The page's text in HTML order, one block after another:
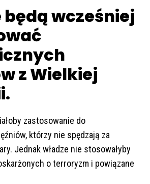
będą wcześniej
z Wielkiej
zastosowanie do
którzy nie spędzają za
Jednak władze nie stosowałyby
o terroryzm i powiązane